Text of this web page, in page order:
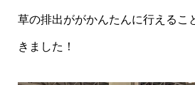
草の排出ががかんたんに行えるこ
きました！